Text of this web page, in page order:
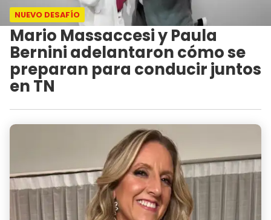
NUEVO DESAFÍO
Mario Massaccesi y Paula
Bernini adelantaron cómo se
preparan para conducir juntos
en TN